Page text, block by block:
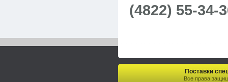
(4822) 55-34-
Поставки
Все права